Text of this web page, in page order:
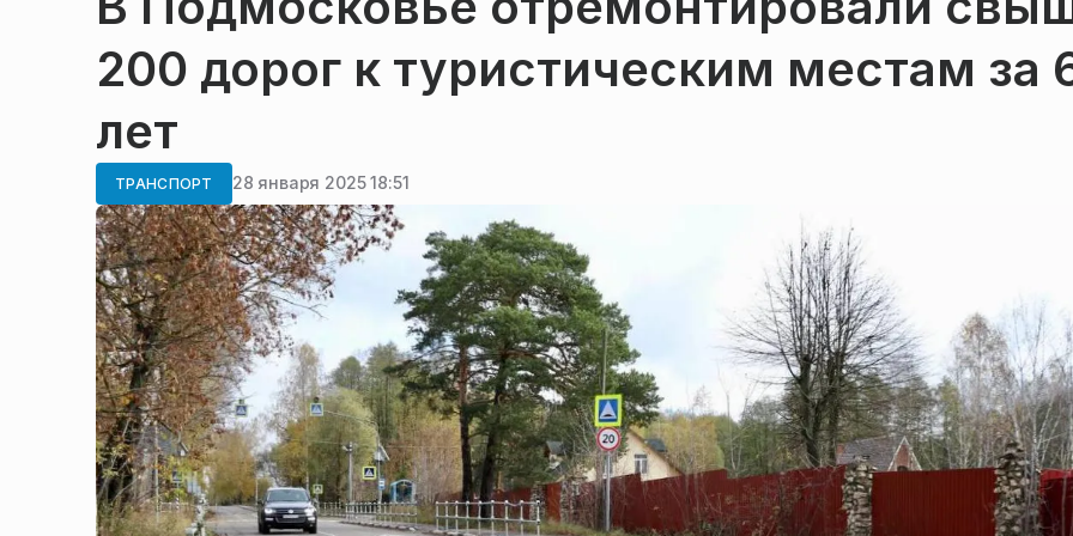
200 дорог к туристическим местам за
лет
ТРАНСПОРТ 28 января 2025 18:51